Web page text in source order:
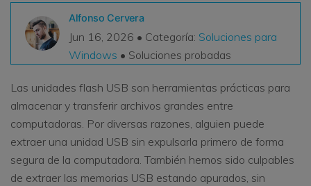
Repairit - Reparar Datos
UBackit - Respaldar Datos
Alfonso Cervera
Jun 16, 2026 • Categoría: Soluciones para
Windows • Soluciones probadas
Las unidades flash USB son herramientas prácticas para
almacenar y transferir archivos grandes entre
computadoras. Por diversas razones, alguien puede
extraer una unidad USB sin expulsarla primero de forma
segura de la computadora. También hemos sido culpables
de extraer las memorias USB estando apurados, sin